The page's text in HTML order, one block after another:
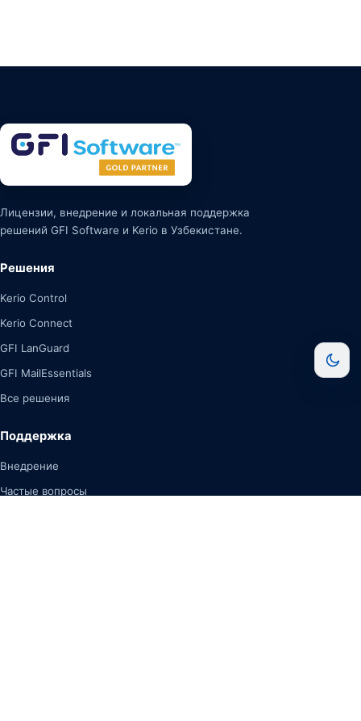
Лицензии, внедрение и локальная поддержка
решений GFI Software и Kerio в Узбекистане.
Решения
Kerio Control
Kerio Connect
GFI LanGuard
GFI MailEssentials
Все решения
Поддержка
Внедрение
Частые вопросы